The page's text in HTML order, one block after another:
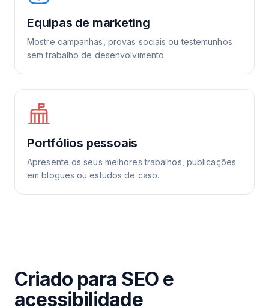
Equipas de marketing
Mostre campanhas, provas sociais ou testemunhos
sem trabalho de desenvolvimento.
Portfólios pessoais
Apresente os seus melhores trabalhos, publicações
em blogues ou estudos de caso.
Criado para SEO e
acessibilidade